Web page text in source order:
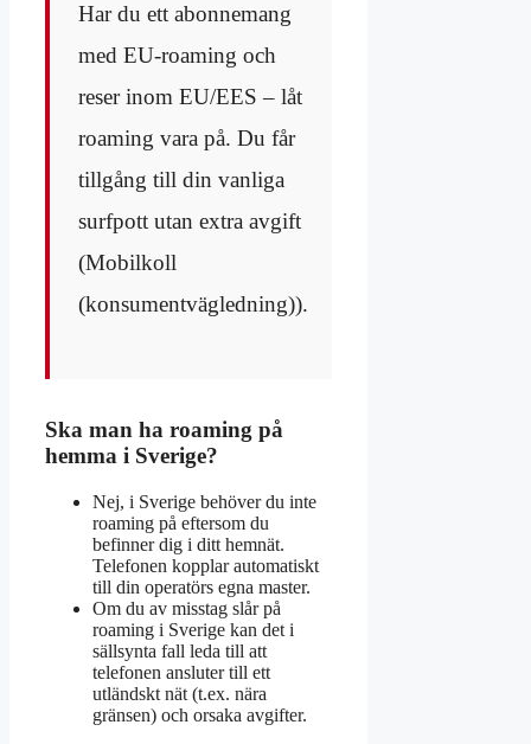
Har du ett abonnemang
med EU-roaming och
reser inom EU/EES – låt
roaming vara på. Du får
tillgång till din vanliga
surfpott utan extra avgift
(Mobilkoll
(konsumentvägledning)).
Ska man ha roaming på
hemma i Sverige?
Nej, i Sverige behöver du inte
roaming på eftersom du
befinner dig i ditt hemnät.
Telefonen kopplar automatiskt
till din operatörs egna master.
Om du av misstag slår på
roaming i Sverige kan det i
sällsynta fall leda till att
telefonen ansluter till ett
utländskt nät (t.ex. nära
gränsen) och orsaka avgifter.